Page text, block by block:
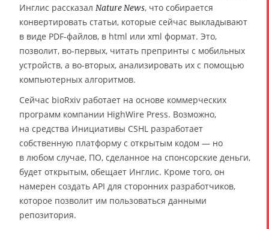
Инглис рассказал Nature News, что собирается
конвертировать статьи, которые сейчас выкладывают
в виде PDF-файлов, в html или xml формат. Это,
позволит, во-первых, читать препринты с мобильных
устройств, а во-вторых, анализировать их с помощью
компьютерных алгоритмов.
Сейчас bioRxiv работает на основе коммерческих
программ компании HighWire Press. Возможно,
на средства Инициативы CSHL разработает
собственную платформу с открытым кодом — но
в любом случае, ПО, сделанное на спонсорские деньги,
будет открытым, обещает Инглис. Кроме того, он
намерен создать API для сторонних разработчиков,
которое позволит им пользоваться данными
репозитория.